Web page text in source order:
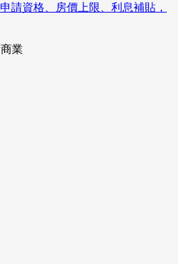
請資格、房價上限、利息補貼，
業